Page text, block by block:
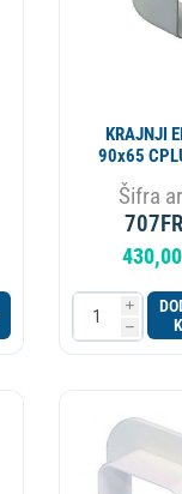
KRAJNJI
90x65
Šifra
i
h